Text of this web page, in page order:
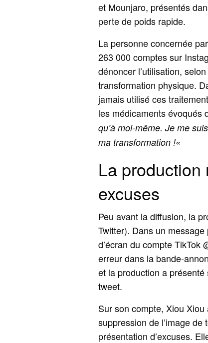
et Mounjaro, présentés
perte de poids rapide.
La personne concernée
263 000 comptes sur
dénoncer l’utilisation,
transformation physique.
jamais utilisé ces
les médicaments
qu’à moi-même. Je me
ma transformation !«
La production
excuses
Peu avant la diffusion, la
Twitter). Dans un message
d’écran du compte TikTok
erreur dans la bande-
et la production a
tweet.
Sur son compte, Xiou
suppression de l’image
présentation d’excuses.